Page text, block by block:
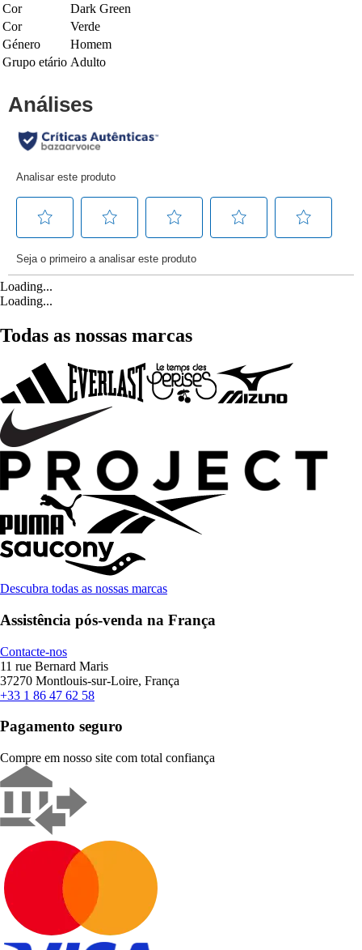
Cor
Dark Green
Cor
Verde
Género
Homem
Grupo etário Adulto
Loading...
Loading...
Todas as nossas marcas
Descubra todas as nossas marcas
Assistência pós-venda na França
Contacte-nos
11 rue Bernard Maris
37270 Montlouis-sur-Loire, França
+33 1 86 47 62 58
Pagamento seguro
Compre em nosso site com total confiança